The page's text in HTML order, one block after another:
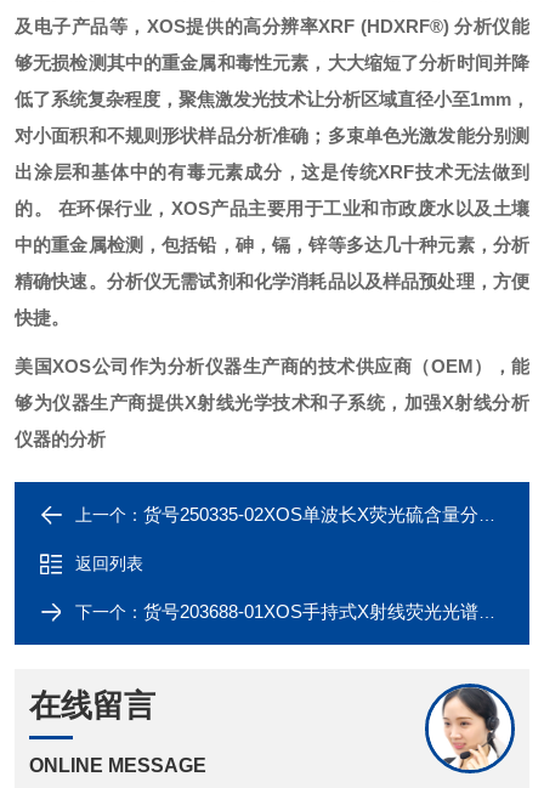
及电子产品等，XOS提供的高分辨率XRF (HDXRF®) 分析仪能
够无损检测其中的重金属和毒性元素，大大缩短了分析时间并降
低了系统复杂程度，聚焦激发光技术让分析区域直径小至1mm，
对小面积和不规则形状样品分析准确；多束单色光激发能分别测
出涂层和基体中的有毒元素成分，这是传统XRF技术无法做到
的。 在环保行业，XOS产品主要用于工业和市政废水以及土壤
中的重金属检测，包括铅，砷，镉，锌等多达几十种元素，分析
精确快速。分析仪无需试剂和化学消耗品以及样品预处理，方便
快捷。
美国XOS公司作为分析仪器生产商的技术供应商（OEM），能
够为仪器生产商提供X射线光学技术和子系统，加强X射线分析
仪器的分析
上一个： 货号250335-02XOS单波长X荧光硫含量分析仪，麦拉膜2.5μm
返回列表
下一个： 货号203688-01XOS手持式X射线荧光光谱仪，样品杯
在线留言
ONLINE MESSAGE